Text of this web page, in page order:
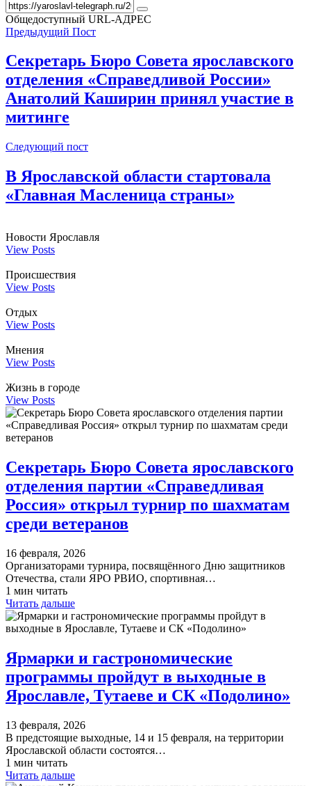
Общедоступный URL-АДРЕС
Предыдущий Пост
Секретарь Бюро Совета ярославского
отделения «Справедливой России»
Анатолий Каширин принял участие в
митинге
Следующий пост
​В Ярославской области стартовала
«Главная Масленица страны»
Новости Ярославля
View Posts
Происшествия
View Posts
Отдых
View Posts
Мнения
View Posts
Жизнь в городе
View Posts
Секретарь Бюро Совета ярославского
отделения партии «Справедливая
Россия» открыл турнир по шахматам
среди ветеранов
16 февраля, 2026
Организаторами турнира, посвящённого Дню защитников
Отечества, стали ЯРО РВИО, спортивная…
1 мин читать
Читать дальше
Ярмарки и гастрономические
программы пройдут в выходные в
Ярославле, Тутаеве и СК «Подолино»
13 февраля, 2026
В предстоящие выходные, 14 и 15 февраля, на территории
Ярославской области состоятся…
1 мин читать
Читать дальше